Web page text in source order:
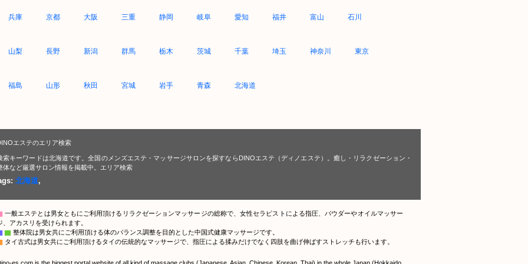
兵庫 京都 大阪 三重 静岡 岐阜 愛知 福井 富山 石川
山梨 長野 新潟 群馬 栃木 茨城 千葉 埼玉 神奈川 東京
福島 山形 秋田 宮城 岩手 青森 北海道
エステのエリア検索
索キーワードは北海道です。全国のメンズエステ・マッサージサロンを探すならDINOエステ（ディノエステ）。癒し・リラクゼーション・
体など厳選サロン情報を掲載中。エリア検索
北海道,
一般エステとは男女ともにご利用頂けるリラクゼーションマッサージの総称で、女性セラピストによる指圧、パウダーやオイルマッサー
、アカスリを受けられます。
▇ 整体院は男女共にご利用頂ける体のバランス調整を目的とした中国式健康マッサージです。
タイ古式は男女共にご利用頂けるタイの伝統的なマッサージで、指圧による揉みだけでなく四肢を曲げ伸ばすストレッチも行います。